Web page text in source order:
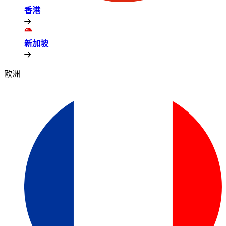
香港​​
新加坡​​
欧洲​​